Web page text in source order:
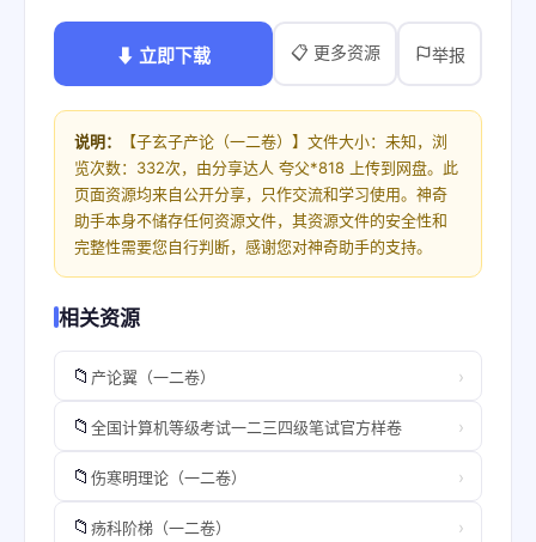
⬇ 立即下载 📋 更多资源 举报
说明：
【子玄子产论（一二卷）】文件大小：未知，浏
览次数：332次，由分享达人 夸父*818 上传到网盘。此
页面资源均来自公开分享，只作交流和学习使用。神奇
助手本身不储存任何资源文件，其资源文件的安全性和
完整性需要您自行判断，感谢您对神奇助手的支持。
相关资源
📁 产论翼（一二卷） ›
📁 全国计算机等级考试一二三四级笔试官方样卷 ›
📁 伤寒明理论（一二卷） ›
📁 疡科阶梯（一二卷） ›